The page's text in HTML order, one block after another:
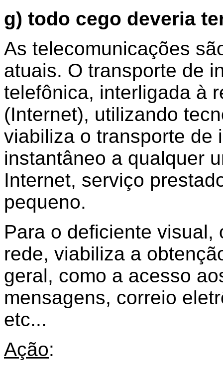
g) todo cego deveria
As telecomunicações
atuais. O transporte de
telefônica, interligada à
(Internet), utilizando
viabiliza o transporte de
instantâneo a qualquer
Internet, serviço
pequeno.
Para o deficiente
rede, viabiliza a
geral, como a acesso
mensagens, correio
etc...
Ação: